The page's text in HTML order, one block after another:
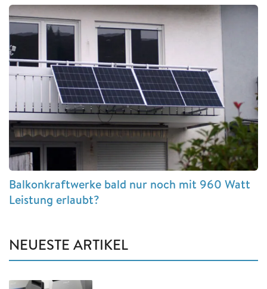
Balkonkraftwerke bald nur noch mit 960 Watt
Leistung erlaubt?
NEUESTE ARTIKEL